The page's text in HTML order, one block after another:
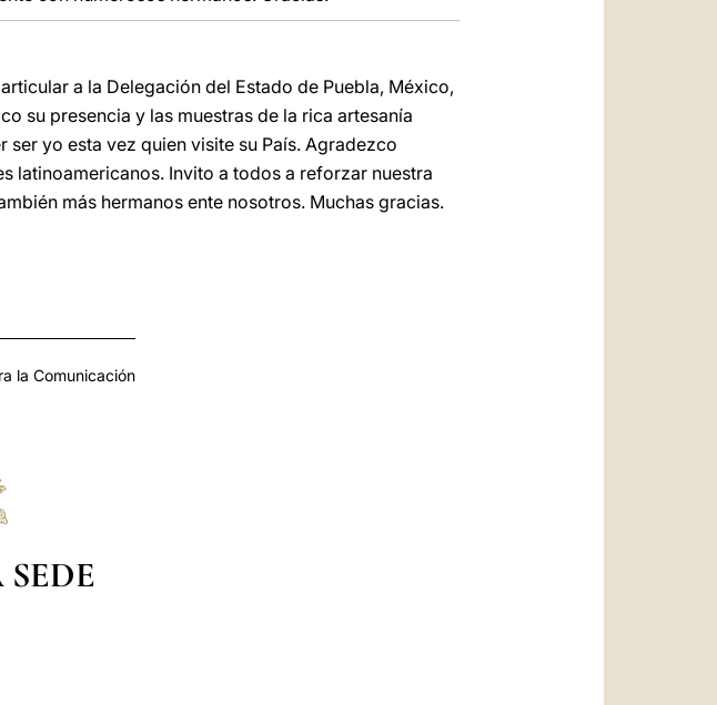
a la Delegación del Estado de Puebla, México,
su presencia y las muestras de la rica artesanía
yo esta vez quien visite su País. Agradezco
latinoamericanos. Invito a todos a reforzar nuestra
más hermanos ente nosotros. Muchas gracias.
la Comunicación